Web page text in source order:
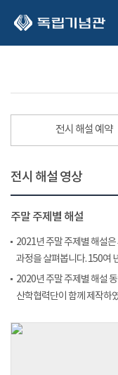
전시 해설 예약
전시 해설 영상
주말 주제별 해설
2021년 주말 주제별 해설
과정을 살펴봅니다. 150여
2020년 주말 주제별 해설
산학협력단이 함께 제작하